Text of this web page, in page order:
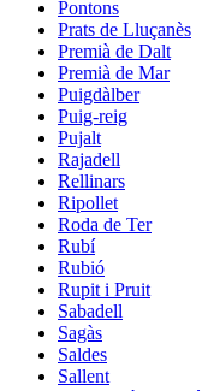
Pontons
Prats de Lluçanès
Premià de Dalt
Premià de Mar
Puigdàlber
Puig-reig
Pujalt
Rajadell
Rellinars
Ripollet
Roda de Ter
Rubí
Rubió
Rupit i Pruit
Sabadell
Sagàs
Saldes
Sallent